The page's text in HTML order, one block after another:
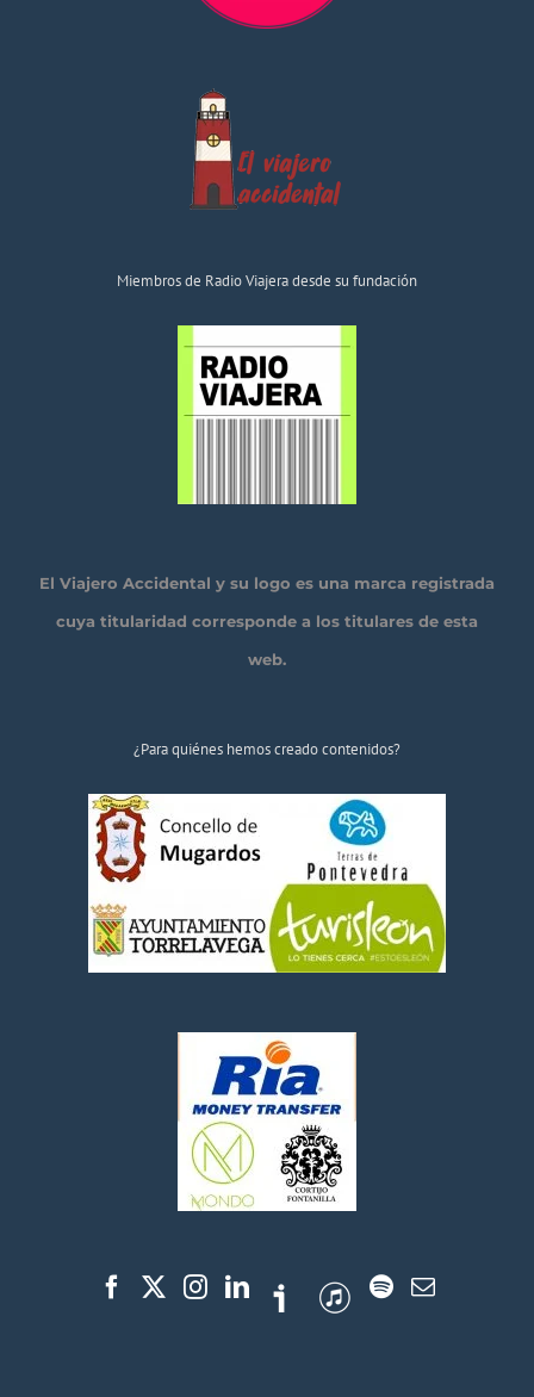
Miembros de Radio Viajera desde su fundación
El Viajero Accidental y su logo es una marca registrada
cuya titularidad corresponde a los titulares de esta
web.
¿Para quiénes hemos creado contenidos?